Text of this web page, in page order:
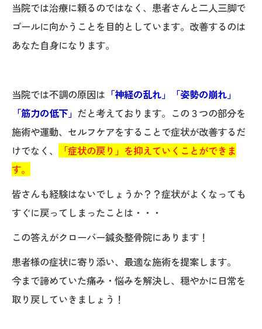
当院では治療に頼るのではなく、患者さんと二人三脚で
ゴールに向かうことを目的としています。改善するのは
あなた自身になります。
当院では不調の原因は 「神経の乱れ」「姿勢の崩れ」
「筋力の低下」 だと考えております。この３つの部分を
施術や運動、セルフケアをすることで症状が改善するだ
けでなく、
「症状の戻り」を抑えていくことができま
す。
皆さんも経験はないでしょうか？？症状がよくなっても
すぐに戻ってしまったことは・・・
この答えがクローバー鍼灸整骨院にあります！
患者様の症状に寄り添い、最適な施術を提案します。
今まで諦めていた痛み・悩みを解決し、穏やかに日常を
取り戻していきましょう！